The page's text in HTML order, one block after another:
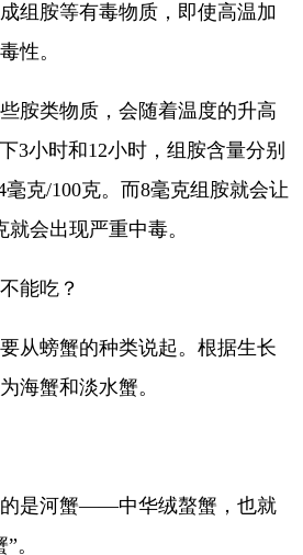
组胺等有毒物质，即使高温加
性。
类物质，会随着温度的升高
3小时和12小时，组胺含量分别
毫克/100克。而8毫克组胺就会让
会出现严重中毒。
能吃？
螃蟹的种类说起。根据生长
海蟹和淡水蟹。
是河蟹——中华绒螯蟹，也就
。